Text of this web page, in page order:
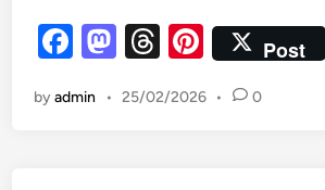
F
c
M
to
T
e
Pi
er
Post
byadmin • 25/02/2026 • 0